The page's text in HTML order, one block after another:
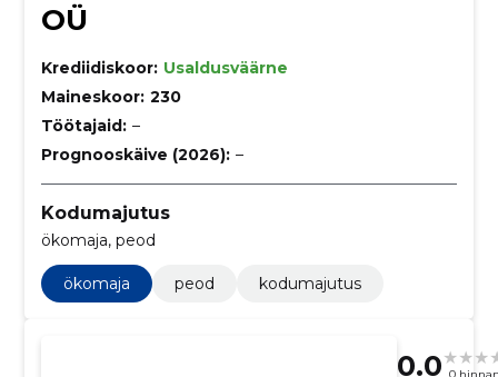
OÜ
Krediidiskoor: Usaldusväärne
Maineskoor: 230
Töötajaid: –
Prognooskäive (2026): –
Kodumajutus
ökomaja, peod
ökomaja peod kodumajutus
0.0